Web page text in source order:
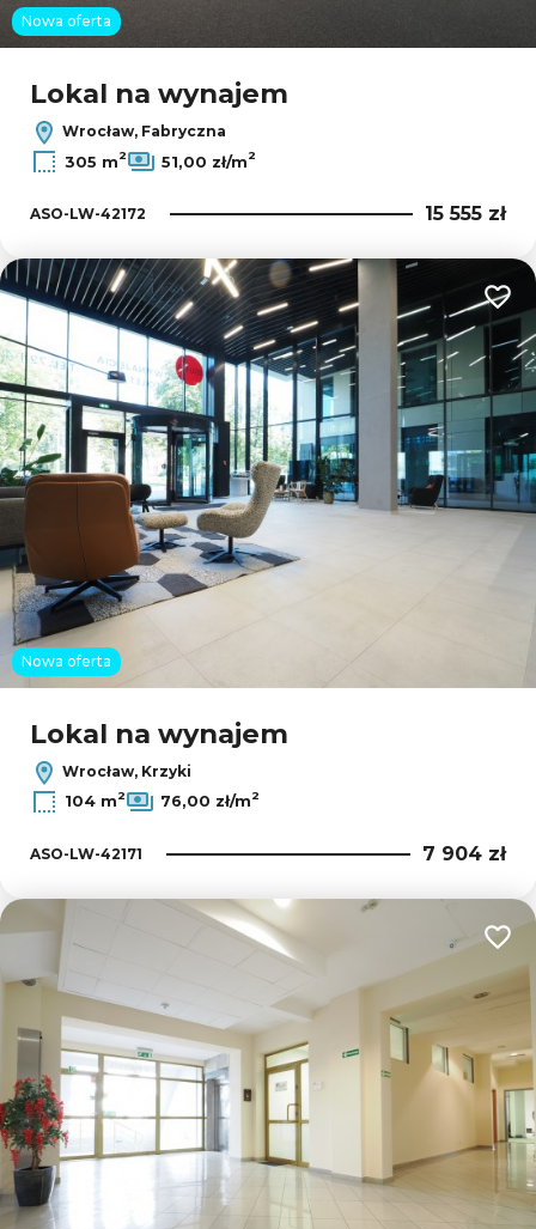
Nowa oferta
Lokal na wynajem
Wrocław, Fabryczna
305 m2 51,00 zł/m2
ASO-LW-42172 15 555 zł
Nowa oferta
Lokal na wynajem
Wrocław, Krzyki
104 m2 76,00 zł/m2
ASO-LW-42171 7 904 zł